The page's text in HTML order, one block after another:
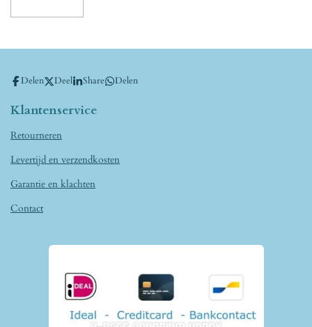
Delen Deel Share Delen
Klantenservice
Retourneren
Levertijd en verzendkosten
Garantie en klachten
Contact